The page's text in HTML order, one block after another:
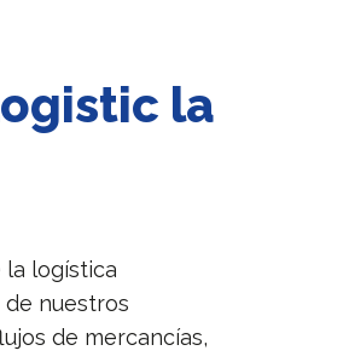
la
la logística
nuestros
de mercancías,